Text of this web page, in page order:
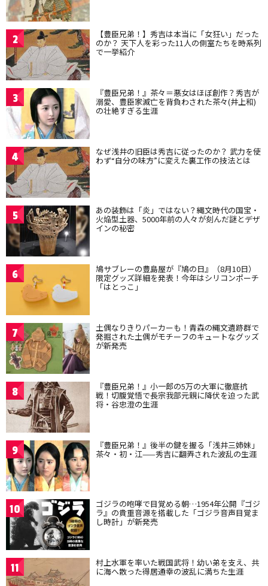
2 【豊臣兄弟！】秀吉は本当に「女狂い」だった
のか？ 天下人を彩った11人の側室たちを時系列
で一挙紹介
3 『豊臣兄弟！』茶々＝悪女はほぼ創作？秀吉が
溺愛、豊臣家滅亡を背負わされた茶々(井上和)
の壮絶すぎる生涯
4 なぜ浅井の旧臣は秀吉に従ったのか？ 武力を使
わず“自分の味方”に変えた裏工作の技法とは
5 あの装飾は「炎」ではない？縄文時代の国宝・
火焔型土器、5000年前の人々が刻んだ謎とデザ
インの秘密
6 鳩サブレーの豊島屋が『鳩の日』（8月10日）
限定グッズ詳細を発表！今年はシリコンポーチ
「はとっこ」
7 土偶なりきりパーカーも！青森の縄文遺跡群で
発掘された土偶がモチーフのキュートなグッズ
が新発売
8 『豊臣兄弟！』小一郎の5万の大軍に徹底抗
戦！切腹覚悟で長宗我部元親に降伏を迫った武
将・谷忠澄の生涯
9 『豊臣兄弟！』後半の鍵を握る「浅井三姉妹」
茶々・初・江——秀吉に翻弄された波乱の生涯
10 ゴジラの咆哮で目覚める朝…1954年公開『ゴジ
ラ』の貴重音源を搭載した「ゴジラ音声目覚ま
し時計」が新発売
11 村上水軍を率いた戦国武将！幼い弟を支え、共
に海へ散った得居通幸の波乱に満ちた生涯